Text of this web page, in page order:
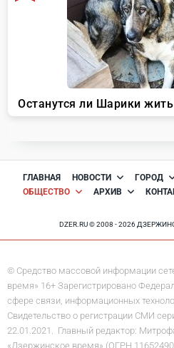
ГЛАВНАЯ НОВОСТИ ГОРОД
ОБЩЕСТВО
АРХИВ
DZER.RU © 2008 - 2026
© Средство массовой информации
время» 16+ Зарегистрировано
сфере связи, информационных
Свидетельство о регистрации СМИ
22.01.2021. Главный редактор:
«Дзержинское время» (ОГРН